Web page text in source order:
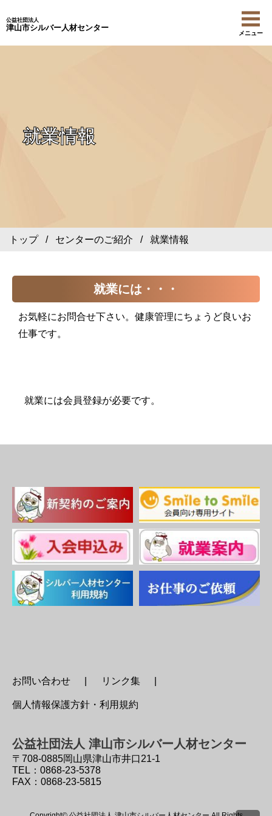
公益社団法人
津山市シルバー人材センター
メニュー
就業情報
トップ/ センターのご紹介 / 就業情報
就業には・・・
お気軽にお問合せ下さい。健康管理にちょうど良いお
仕事です。
就業には会員登録が必要です。
お問い合わせ リンク集
個人情報保護方針・利用規約
公益社団法人 津山市シルバー人材センター
〒708-0885岡山県津山市井口21-1
TEL：0868-23-5378
FAX：0868-23-5815